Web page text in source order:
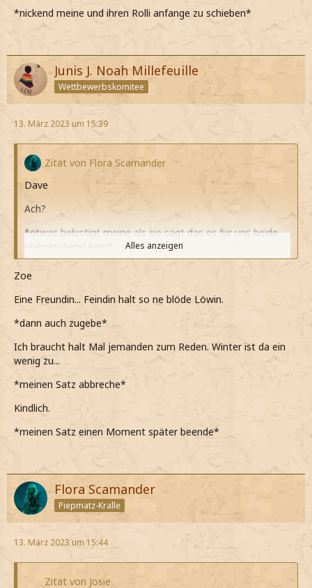
*nickend meine und ihren Rolli anfange zu schieben*
Junis J. Noah Millefeuille
Wettbewerbskomitee
13. März 2023 um 15:39
Zitat von Flora Scamander
Dave
Ach?
*etwas belustigt meine als sie sagt das es für uns beide
haben*
Gut, wenige Leute klingt perfekt.
*nickend meine und ihren Rolli anfange zu schieben*
Alles anzeigen
Zoe
Eine Freundin... Feindin halt so ne blöde Löwin.
*dann auch zugebe*
Ich braucht halt Mal jemanden zum Reden. Winter ist da ein
wenig zu...
*meinen Satz abbreche*
Kindlich.
*meinen Satz einen Moment später beende*
Flora Scamander
Piepmatz-Kralle
13. März 2023 um 15:44
Zitat von Josie